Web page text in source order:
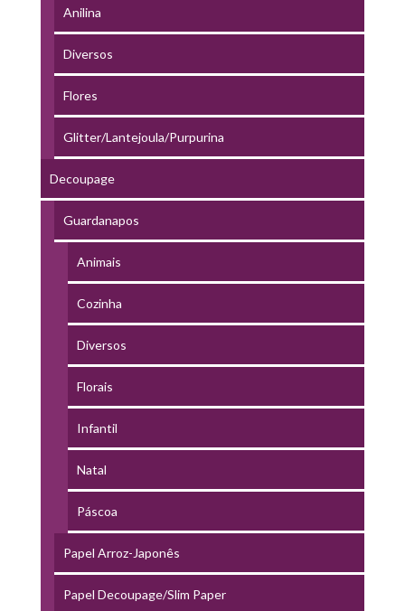
Anilina
Diversos
Flores
Glitter/Lantejoula/Purpurina
Decoupage
Guardanapos
Animais
Cozinha
Diversos
Florais
Infantil
Natal
Páscoa
Papel Arroz-Japonês
Papel Decoupage/Slim Paper